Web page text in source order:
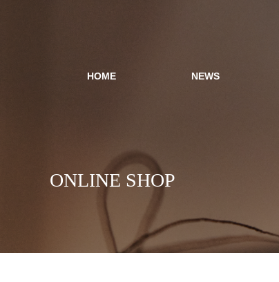
HOME NEWS
ONLINE SHOP